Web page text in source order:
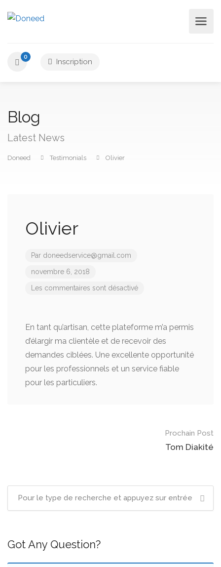
0
Inscription
Blog
Latest News
Doneed Testimonials Olivier
Olivier
Par doneedservice@gmail.com
novembre 6, 2018
Les commentaires sont désactivé
En tant qu’artisan, cette plateforme m’a permis
d’élargir ma clientèle et de recevoir des
demandes ciblées. Une excellente opportunité
pour les professionnels et un service fiable
pour les particuliers.
Prochain Post
Tom Diakité
Got Any Question?